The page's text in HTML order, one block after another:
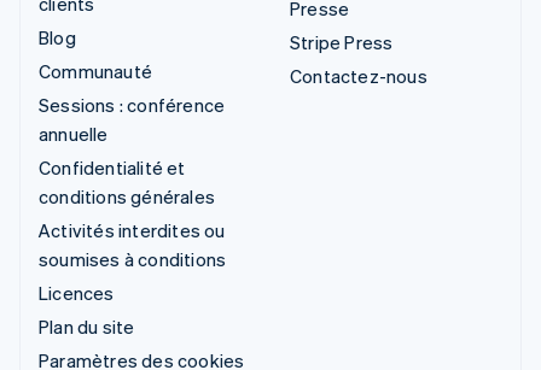
Blog
Communauté
Sessions : conférence
annuelle
Confidentialité et
conditions générales
Activités interdites ou
soumises à conditions
Licences
Plan du site
Paramètres des cookies
Presse
Stripe Press
Contactez-nous